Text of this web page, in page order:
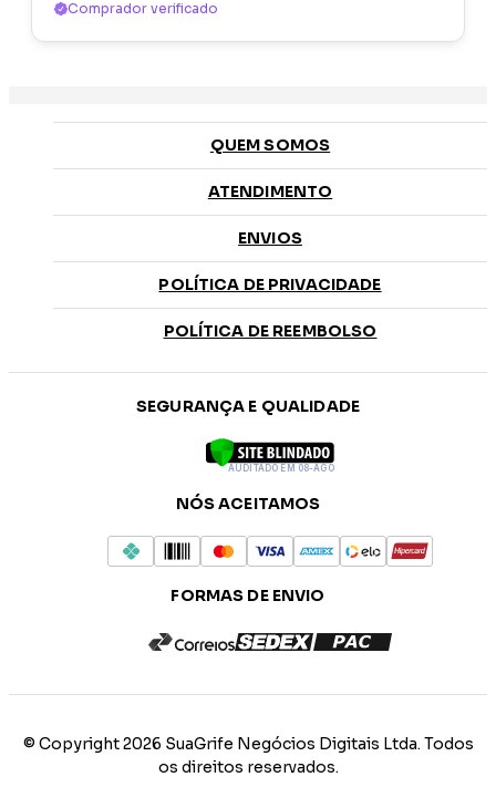
Comprador verificado
QUEM SOMOS
ATENDIMENTO
ENVIOS
POLÍTICA DE PRIVACIDADE
POLÍTICA DE REEMBOLSO
SEGURANÇA E QUALIDADE
AUDITADO EM 08-AGO
NÓS ACEITAMOS
FORMAS DE ENVIO
© Copyright 2026 SuaGrife Negócios Digitais Ltda. Todos
os direitos reservados.